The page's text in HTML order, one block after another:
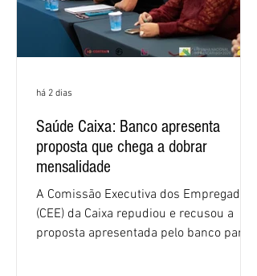
Saúde Caixa: Banco apresenta
proposta que chega a dobrar
mensalidade
A Comissão Executiva dos Empregados
(CEE) da Caixa repudiou e recusou a
proposta apresentada pelo banco para o
há 2 dias